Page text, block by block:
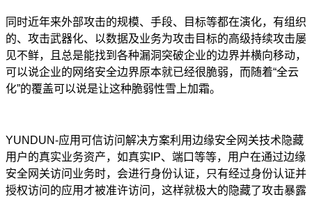
同时近年来外部攻击的规模、手段、目标等都在演化，有组织
的、攻击武器化、以数据及业务为攻击目标的高级持续攻击屡
见不鲜，且总是能找到各种漏洞突破企业的边界并横向移动，
可以说企业的网络安全边界原本就已经很脆弱，而随着“全云
化”的覆盖可以说是让这种脆弱性雪上加霜。
YUNDUN-应用可信访问解决方案利用边缘安全网关技术隐藏
用户的真实业务资产，如真实IP、端口等等，用户在通过边缘
安全网关访问业务时，会进行身份认证，只有经过身份认证并
授权访问的应用才被准许访问，这样就极大的隐藏了攻击暴露